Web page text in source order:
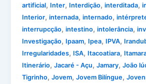
artificial, Inter, Interdição,interditada,
Interior,internada,internado,
interrupcção,intestino,intolerância,
Investigação, Ipaam, Ipea, IPVA,
Irregularidades, ISA, Itacoatiara,
Itinerário,Jacaré - Açu,Jamary,João
Tigrinho,Jovem,Jovem Bilíngue,